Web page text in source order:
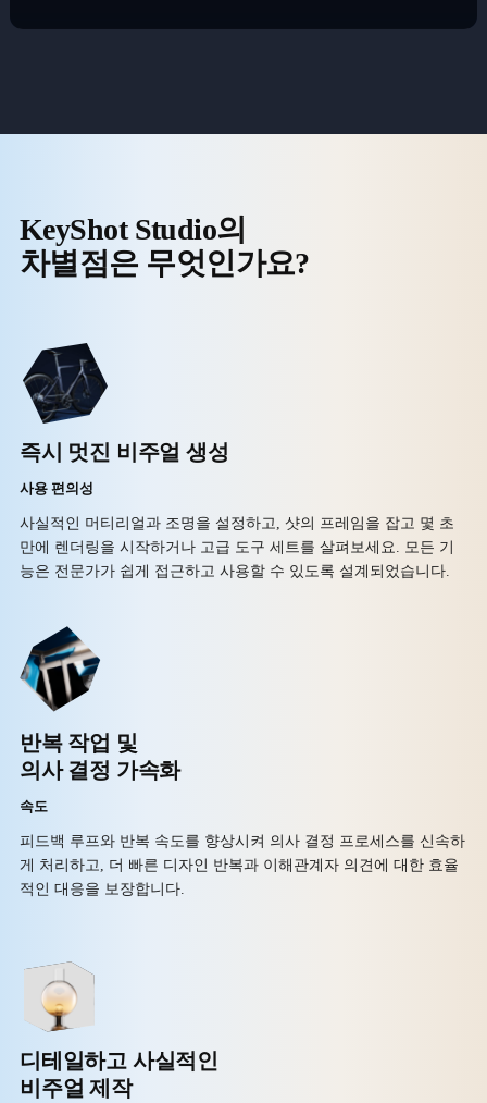
KeyShot Studio의
차별점은 무엇인가요?
즉시 멋진 비주얼 생성
사용 편의성
사실적인 머티리얼과 조명을 설정하고, 샷의 프레임을 잡고 몇 초
만에 렌더링을 시작하거나 고급 도구 세트를 살펴보세요. 모든 기
능은 전문가가 쉽게 접근하고 사용할 수 있도록 설계되었습니다.
반복 작업 및
의사 결정 가속화
속도
피드백 루프와 반복 속도를 향상시켜 의사 결정 프로세스를 신속하
게 처리하고, 더 빠른 디자인 반복과 이해관계자 의견에 대한 효율
적인 대응을 보장합니다.
디테일하고 사실적인
비주얼 제작